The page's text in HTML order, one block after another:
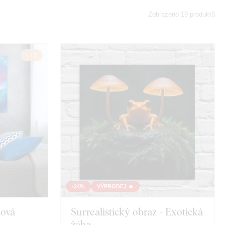
Zobrazeno 19 produktů
-24% VÝPRODEJ 🔥
Surrealistický obraz - Exotická